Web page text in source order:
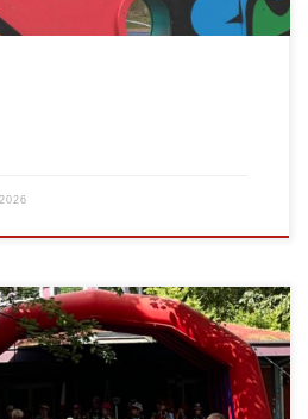
(OKJA) in Jugendzentren,
ermöglicht